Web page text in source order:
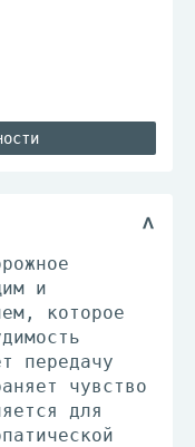
и
которое
передачу
чувство
для